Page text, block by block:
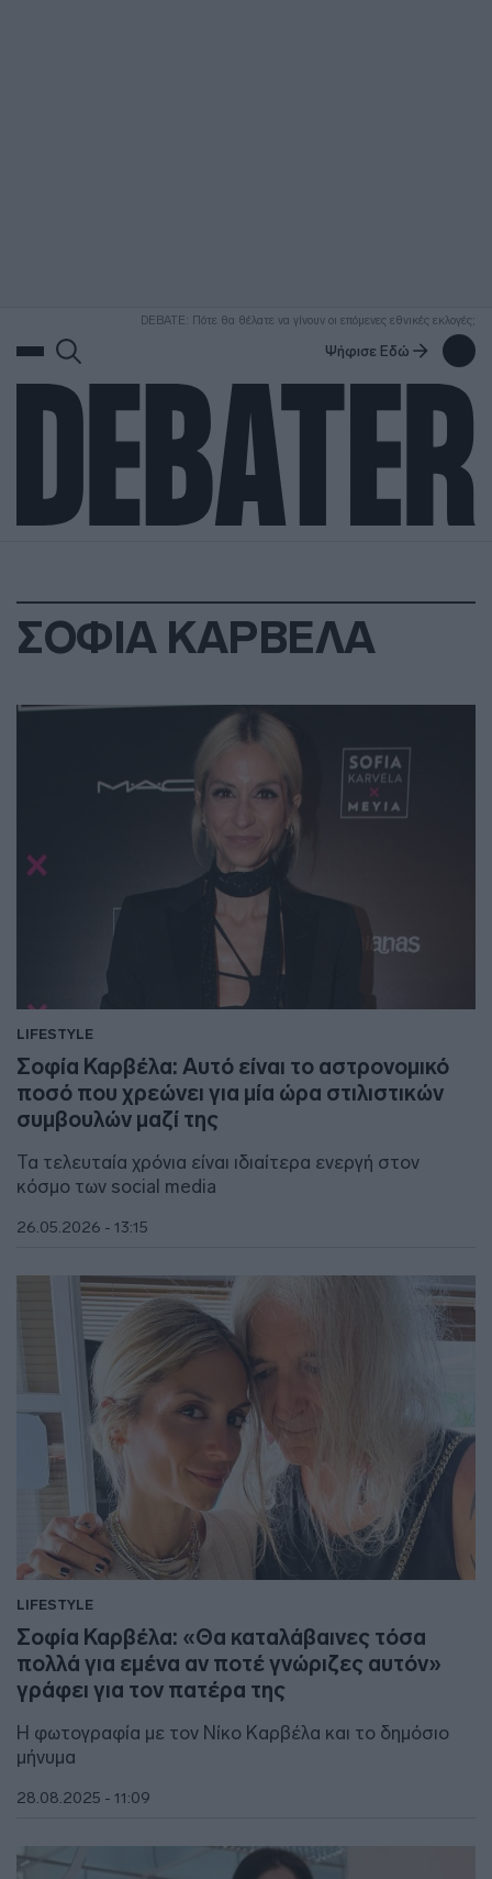
DEBATE: Πότε θα θέλατε να γίνουν οι επόμενες εθνικές εκλογές;
Ψήφισε Εδώ
ΣΟΦΙΑ ΚΑΡΒΕΛΑ
LIFESTYLE
Σοφία Καρβέλα: Αυτό είναι το αστρονομικό
ποσό που χρεώνει για μία ώρα στιλιστικών
συμβουλών μαζί της
Τα τελευταία χρόνια είναι ιδιαίτερα ενεργή στον
κόσμο των social media
26.05.2026 - 13:15
LIFESTYLE
Σοφία Καρβέλα: «Θα καταλάβαινες τόσα
πολλά για εμένα αν ποτέ γνώριζες αυτόν»
γράφει για τον πατέρα της
Η φωτογραφία με τον Νίκο Καρβέλα και το δημόσιο
μήνυμα
28.08.2025 - 11:09